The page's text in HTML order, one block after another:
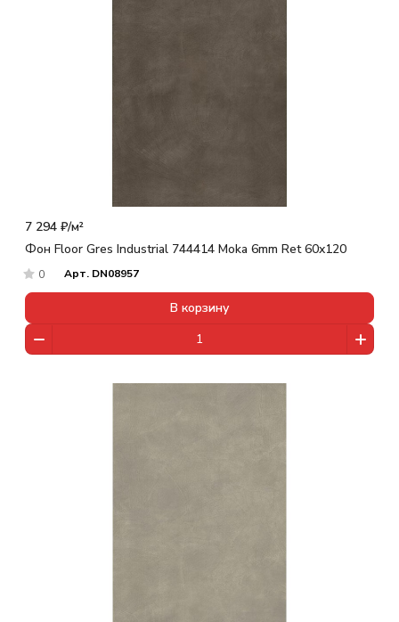
7 294 ₽/м²
Фон Floor Gres Industrial 744414 Moka 6mm Ret 60x120
0 Арт. DN08957
В корзину